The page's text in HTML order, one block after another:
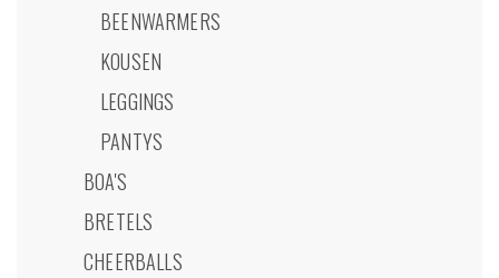
BEENWARMERS
KOUSEN
LEGGINGS
PANTYS
BOA'S
BRETELS
CHEERBALLS